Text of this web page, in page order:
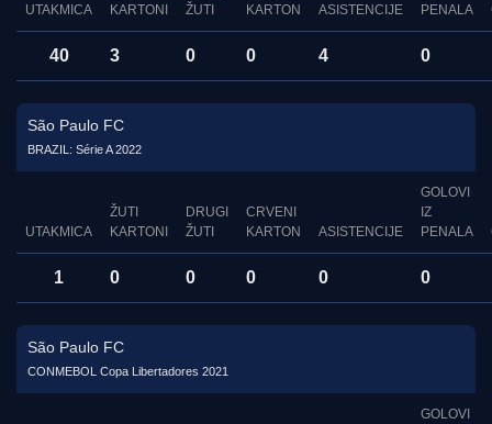
UTAKMICA
KARTONI
ŽUTI
KARTON
ASISTENCIJE
PENALA
40 3 0 0 4 0
São Paulo FC
BRAZIL: Série A 2022
UTAKMICA
ŽUTI
KARTONI
DRUGI
ŽUTI
CRVENI
KARTON
ASISTENCIJE
GOLOVI
IZ
PENALA
1 0 0 0 0 0
São Paulo FC
CONMEBOL Copa Libertadores 2021
GOLOVI